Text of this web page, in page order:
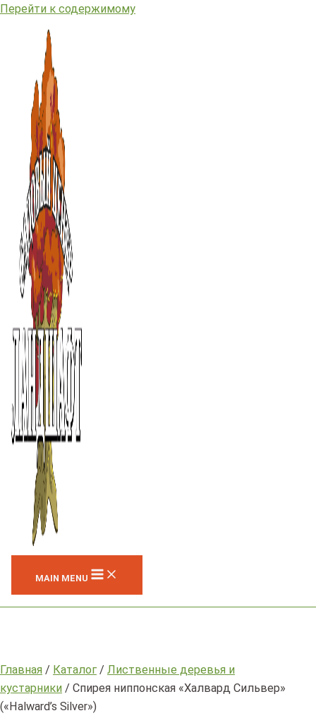
Перейти к содержимому
MAIN MENU
Главная / Каталог/ Лиственные деревья и
кустарники / Спирея ниппонская «Халвард Сильвер»
(«Halward’s Silver»)